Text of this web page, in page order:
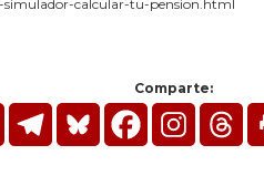
calcular-tu-pension.html
Comparte: